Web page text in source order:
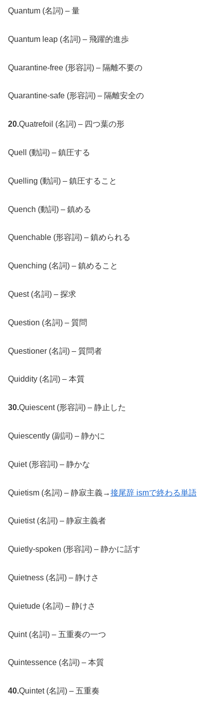
Quantum (名詞) – 量
Quantum leap (名詞) – 飛躍的進歩
Quarantine-free (形容詞) – 隔離不要の
Quarantine-safe (形容詞) – 隔離安全の
20.Quatrefoil (名詞) – 四つ葉の形
Quell (動詞) – 鎮圧する
Quelling (動詞) – 鎮圧すること
Quench (動詞) – 鎮める
Quenchable (形容詞) – 鎮められる
Quenching (名詞) – 鎮めること
Quest (名詞) – 探求
Question (名詞) – 質問
Questioner (名詞) – 質問者
Quiddity (名詞) – 本質
30.Quiescent (形容詞) – 静止した
Quiescently (副詞) – 静かに
Quiet (形容詞) – 静かな
Quietism (名詞) – 静寂主義→接尾辞 ismで終わる単語
Quietist (名詞) – 静寂主義者
Quietly-spoken (形容詞) – 静かに話す
Quietness (名詞) – 静けさ
Quietude (名詞) – 静けさ
Quint (名詞) – 五重奏の一つ
Quintessence (名詞) – 本質
40.Quintet (名詞) – 五重奏